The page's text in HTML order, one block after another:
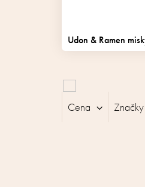
Udon & Ramen
Značky
Cena
i